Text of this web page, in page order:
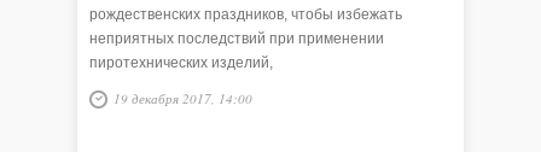
рождественских праздников, чтобы избежать
неприятных последствий при применении
пиротехнических изделий,
19 декабря 2017, 14:00